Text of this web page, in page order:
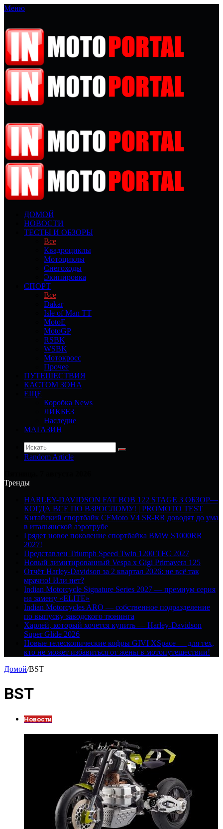
Меню
ДОМОЙ
НОВОСТИ
ТЕСТЫ И ОБЗОРЫ
Все
Квадроциклы
Мотоциклы
Снегоходы
Экипировка
СПОРТ
Все
Dakar
Isle of Man TT
MotoE
MotoGP
RSBK
WSBK
Мотокросс
Прочее
ПУТЕШЕСТВИЯ
КАСТОМ ЗОНА
ЕЩЕ
Коробка News
ЛИКБЕЗ
Наследие
МАГАЗИН
Random Article
Тренды
HARLEY-DAVIDSON FAT BOB 122 STAGE 3 ОБЗОР—
КОГДА ВСЕ ПО ВЗРОСЛОМУ! | PROMOTO TEST
Китайский спортбайк CFMoto V4 SR-RR доводят до ума
в итальянской аэротрубе
Грядет новое поколение спортбайка BMW S1000RR
2027!
Представлен Triumph Speed Twin 1200 TFC 2027
Новый лимитированный Vespa x Gigi Primavera 125
Отчёт Harley-Davidson за 2 квартал 2026: не всё так
мрачно! Или нет?
Indian Motorcycle Signature Series 2027 — премиум серия
на замену «ELITE»
Indian Motorcycles ARO — собственное подразделение
по выпуску заводского тюнинга
Харлей, который хочется купить — Harley-Davidson
Super Glide 2026
Новые телескопические кофры GIVI XSpace — для тех,
кто не может избавиться от жены в мотопутешествии!
Домой/BST
BST
Новости